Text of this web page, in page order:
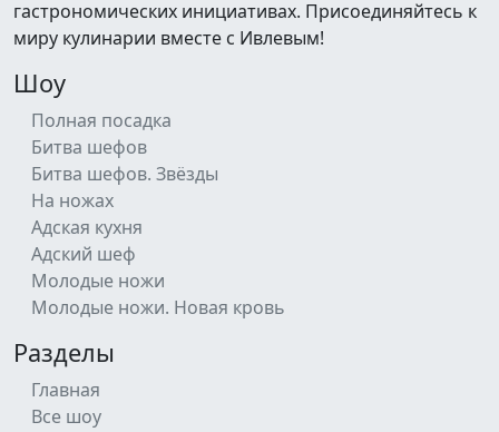
гастрономических инициативах. Присоединяйтесь к
миру кулинарии вместе с Ивлевым!
Шоу
Полная посадка
Битва шефов
Битва шефов. Звёзды
На ножах
Адская кухня
Адский шеф
Молодые ножи
Молодые ножи. Новая кровь
Разделы
Главная
Все шоу